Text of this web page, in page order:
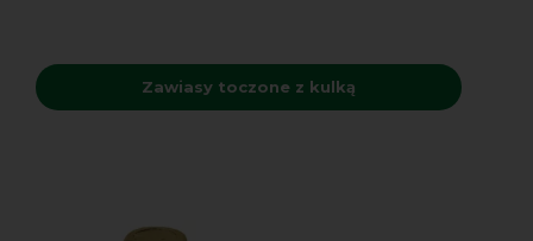
Zawiasy toczone z kulką